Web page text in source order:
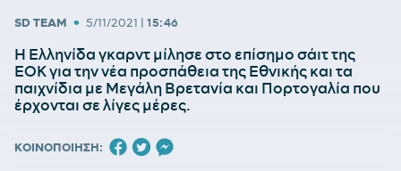
SD TEAM • 5/11/2021 | 15:46
Η Ελληνίδα γκαρντ μίλησε στο επίσημο σάιτ της
ΕΟΚ για την νέα προσπάθεια της Εθνικής και τα
παιχνίδια με Μεγάλη Βρετανία και Πορτογαλία που
έρχονται σε λίγες μέρες.
ΚΟΙΝΟΠΟΙΗΣΗ: